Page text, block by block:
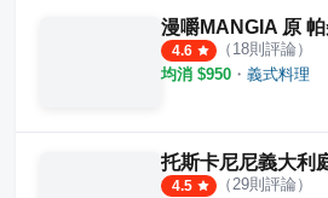
4.6 （ 18則評論）
均消 $950 ・ 義式料理
4.5 （29則評論）